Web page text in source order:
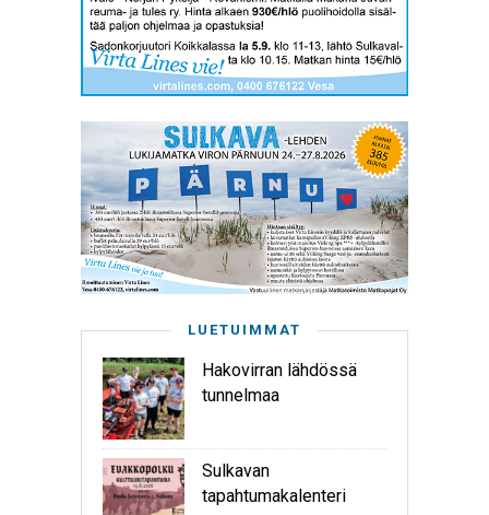
LUETUIMMAT
Hakovirran lähdössä
tunnelmaa
Sulkavan
tapahtumakalenteri